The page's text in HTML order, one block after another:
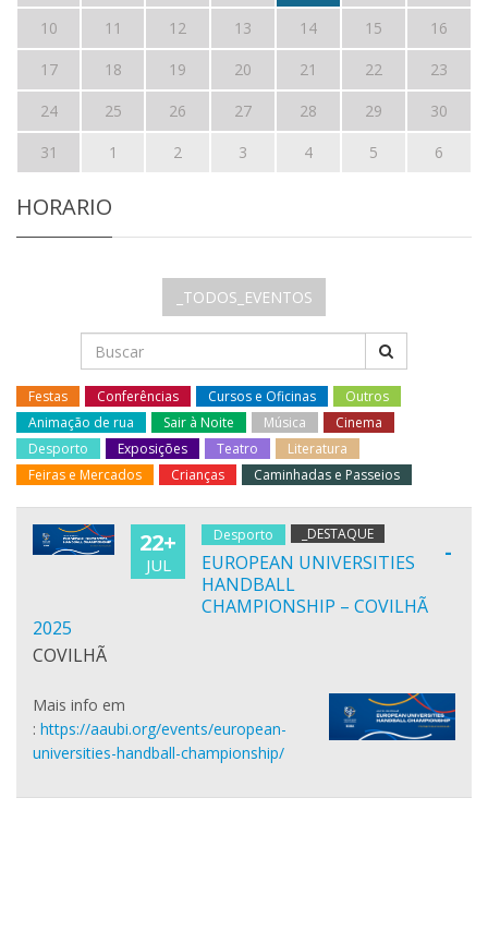
10
11 12 13 14 15
16
17
18 19 20 21 22
23
24
25 26 27 28 29
30
31
1 2 3 4 5 6
HORARIO
_TODOS_EVENTOS
Festas Conferências Cursos e Oficinas
Outros
Animação de rua
Sair à Noite Música
Cinema
Desporto
Exposições Teatro
Literatura
Feiras e Mercados
Crianças Caminhadas e Passeios
-
22+
JUL
Desporto _DESTAQUE
EUROPEAN UNIVERSITIES
HANDBALL
CHAMPIONSHIP – COVILHÃ
2025
COVILHÃ
Mais info em
: https://aaubi.org/events/european-
universities-handball-championship/